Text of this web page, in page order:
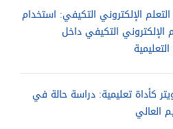
الإلكتروني التكيفي: استخدام
الإلكتروني التكيفي داخل
كأداة تعليمية: دراسة حالة في
العالي